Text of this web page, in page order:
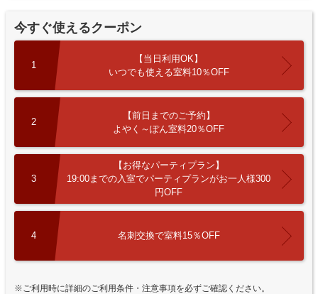
今すぐ使えるクーポン
1
【当日利用OK】
いつでも使える室料10％OFF
2
【前日までのご予約】
よやく～ぽん室料20％OFF
3
【お得なパーティプラン】
19:00までの入室でパーティプランがお一人様300
円OFF
4 名刺交換で室料15％OFF
※ご利用時に詳細のご利用条件・注意事項を必ずご確認ください。